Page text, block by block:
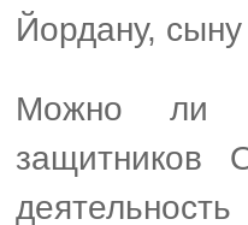
Йордану,
Можно ли
защитников